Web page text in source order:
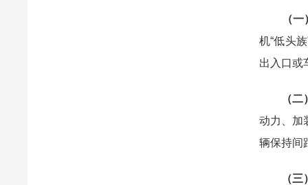
（一
机“低头
出入口或
（
动力、加
辆保持间
（